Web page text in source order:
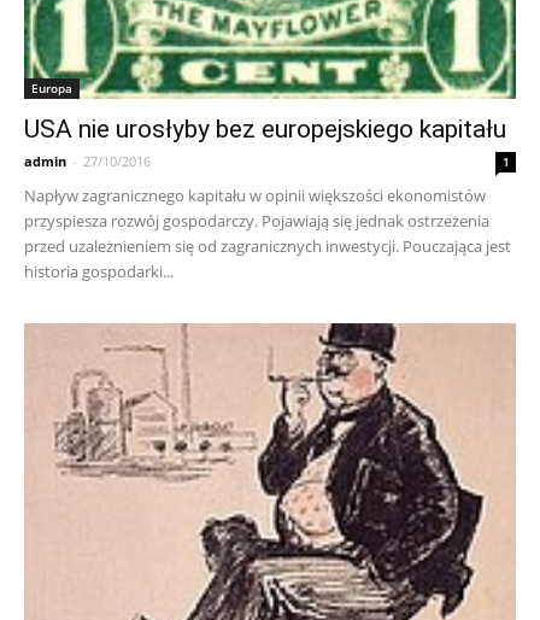
Europa
USA nie urosłyby bez europejskiego kapitału
admin - 27/10/2016 1
Napływ zagranicznego kapitału w opinii większości ekonomistów
przyspiesza rozwój gospodarczy. Pojawiają się jednak ostrzeżenia
przed uzależnieniem się od zagranicznych inwestycji. Pouczająca jest
historia gospodarki...